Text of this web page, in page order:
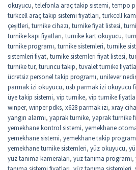
okuyucu, telefonla araç takip sistemi, tempo
turkcell araç takip sistemi fiyatları, turkcell
çeşitleri, turnike cihazı, turnike fiyat listesi,
turnike kapı fiyatları, turnike kart okuyucu,
turnike programı, turnike sistemleri, turnike
sistemleri fiyat, turnike sistemleri fiyat listesi,
turnike tur, turuncu takip, tuvalet turnike
ücretsiz personel takip programı, unilever nedir
parmak izi okuyucu, usb parmak izi okuyucu
üye takip sistemi, vip turnike, vip turnike
winper, winper pdks, x628 parmak izi, xray
yangın alarmı, yaprak turnike, yaprak turnike
yemekhane kontrol sistemi, yemekhane
yemekhane sistemi, yemekhane takip
yemekhane turnike sistemleri, yüz okuyucu,
yüz tanıma kameraları, yüz tanıma programı,